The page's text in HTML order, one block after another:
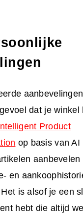
dat je winkel
Product
op basis van AI
aanbevelen
en
is alsof je een
hebt die altijd